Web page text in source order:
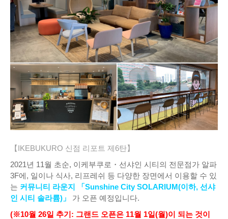
【IKEBUKURO 신점 리포트 제6탄】
2021년 11월 초순, 이케부쿠로・선샤인 시티의 전문점가 알파
3F에, 일이나 식사, 리프레쉬 등 다양한 장면에서 이용할 수 있
는 커뮤니티 라운지 「Sunshine City SOLARIUM(이하, 선샤
인 시티 솔라륨)」
가 오픈 예정입니다.
(※10월 26일 추기: 그랜드 오픈은 11월 1일(월)이 되는 것이